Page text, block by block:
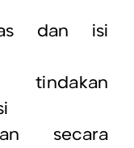
dan isi
tindakan
secara